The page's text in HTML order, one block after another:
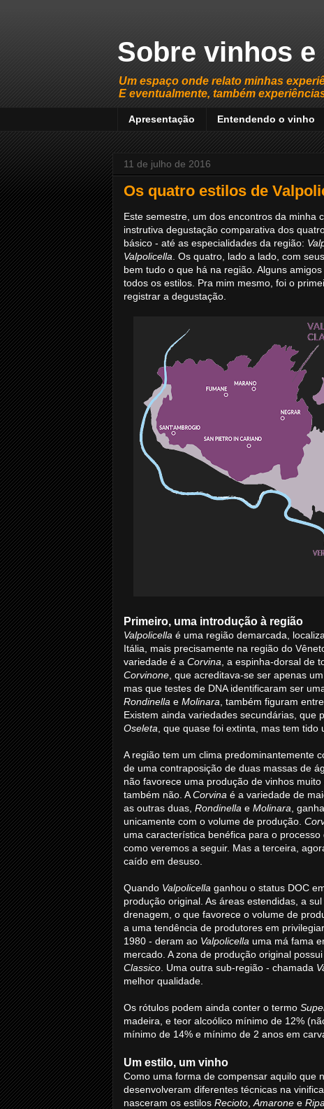
Sobre vinhos e
Um espaço onde relato minhas
E eventualmente, também
Apresentação Entendendo o vinho
11 de julho de 2016
Os quatro estilos de
Este semestre, um dos encontros da minha
instrutiva degustação comparativa dos
básico - até as especialidades da região:
Valpolicella . Os quatro, lado a lado, com
bem tudo o que há na região. Alguns
todos os estilos. Pra mim mesmo, foi o
registrar a degustação.
Primeiro, uma introdução à região
Valpolicella é uma região demarcada,
Itália, mais precisamente na região do
variedade é a Corvina , a espinha-dorsal de
Corvinone , que acreditava-se ser apenas
mas que testes de DNA identificaram ser
Rondinella e Molinara , também figuram
Existem ainda variedades secundárias, que
Oseleta , que quase foi extinta, mas tem tido
A região tem um clima predominantemente
de uma contraposição de duas massas de
não favorece uma produção de vinhos
também não. ACorvina é a variedade de
as outras duas, Rondinella e Molinara ,
unicamente com o volume de produção.
uma característica benéfica para o
como veremos a seguir. Mas a terceira,
caído em desuso.
Quando Valpolicella ganhou o status DOC
produção original. As áreas estendidas, a
drenagem, o que favorece o volume de
a uma tendência de produtores em
1980 - deram ao Valpolicella uma má fama
mercado. A zona de produção original
Classico . Uma outra sub-região - chamada
melhor qualidade.
Os rótulos podem ainda conter o termo
madeira, e teor alcoólico mínimo de 12%
mínimo de 14% e mínimo de 2 anos em
Um estilo, um vinho
Como uma forma de compensar aquilo que
desenvolveram diferentes técnicas na
nasceram os estilos Recioto Amarone e